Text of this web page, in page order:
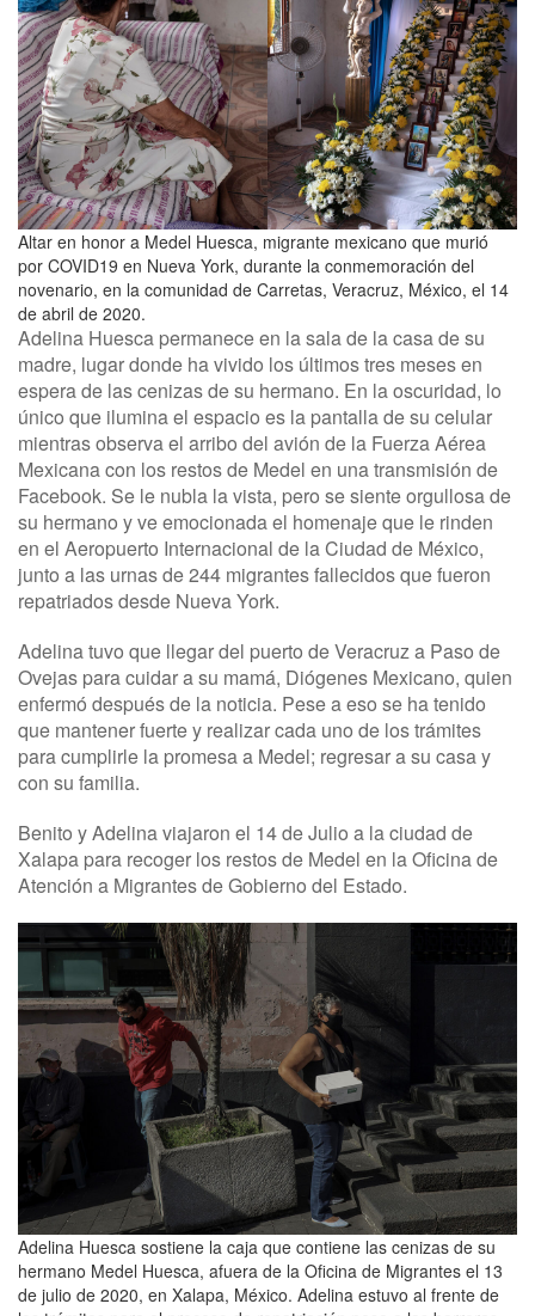
Altar en honor a Medel Huesca, migrante mexicano que murió
por COVID19 en Nueva York, durante la conmemoración del
novenario, en la comunidad de Carretas, Veracruz, México, el 14
de abril de 2020.
Adelina Huesca permanece en la sala de la casa de su
madre, lugar donde ha vivido los últimos tres meses en
espera de las cenizas de su hermano. En la oscuridad, lo
único que ilumina el espacio es la pantalla de su celular
mientras observa el arribo del avión de la Fuerza Aérea
Mexicana con los restos de Medel en una transmisión de
Facebook. Se le nubla la vista, pero se siente orgullosa de
su hermano y ve emocionada el homenaje que le rinden
en el Aeropuerto Internacional de la Ciudad de México,
junto a las urnas de 244 migrantes fallecidos que fueron
repatriados desde Nueva York.
Adelina tuvo que llegar del puerto de Veracruz a Paso de
Ovejas para cuidar a su mamá, Diógenes Mexicano, quien
enfermó después de la noticia. Pese a eso se ha tenido
que mantener fuerte y realizar cada uno de los trámites
para cumplirle la promesa a Medel; regresar a su casa y
con su familia.
Benito y Adelina viajaron el 14 de Julio a la ciudad de
Xalapa para recoger los restos de Medel en la Oficina de
Atención a Migrantes de Gobierno del Estado.
Adelina Huesca sostiene la caja que contiene las cenizas de su
hermano Medel Huesca, afuera de la Oficina de Migrantes el 13
de julio de 2020, en Xalapa, México. Adelina estuvo al frente de